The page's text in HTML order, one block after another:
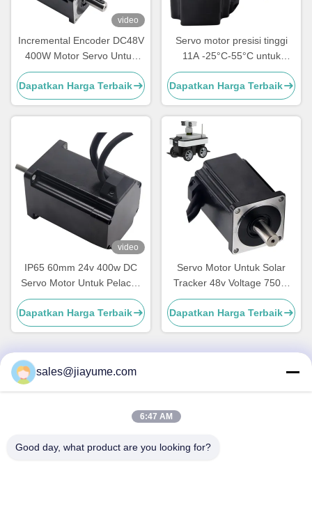
video
Incremental Encoder DC48V
400W Motor Servo Untuk
Pelacak Surya
Dapatkan Harga Terbaik
Servo motor presisi tinggi
11A -25°C-55°C untuk
aplikasi Solar Tracker dan
DC Servo Motor
Dapatkan Harga Terbaik
video
IP65 60mm 24v 400w DC
Servo Motor Untuk Pelacak
Surya
Dapatkan Harga Terbaik
Servo Motor Untuk Solar
Tracker 48v Voltage 750W
Solar Tracker Sistem Rating
arus 20A
Dapatkan Harga Terbaik
Kontak Cepat
Lantai 501, Jalan Qunhui No.25, Zona 72, Komunitas
sales@jiayume.com
6:47 AM
Good day, what product are you looking for?